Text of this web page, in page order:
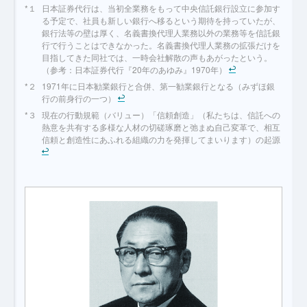
日本証券代行は、当初全業務をもって中央信託銀行設立に参加す
る予定で、社員も新しい銀行へ移るという期待を持っていたが、
銀行法等の壁は厚く、名義書換代理人業務以外の業務等を信託銀
行で行うことはできなかった。名義書換代理人業務の拡張だけを
目指してきた同社では、一時会社解散の声もあがったという。
（参考：日本証券代行『20年のあゆみ』1970年）
1971年に日本勧業銀行と合併、第一勧業銀行となる（みずほ銀
行の前身行の一つ）
現在の行動規範（バリュー）「信頼創造」（私たちは、信託への
熱意を共有する多様な人材の切磋琢磨と弛まぬ自己変革で、相互
信頼と創造性にあふれる組織の力を発揮してまいります）の起源